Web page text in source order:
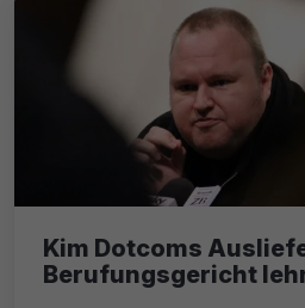
Kim Dotcoms
Berufungsgericht